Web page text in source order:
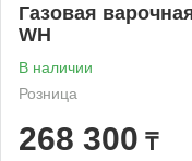
Газовая
WH
В наличии
Розница
268 300 ₸